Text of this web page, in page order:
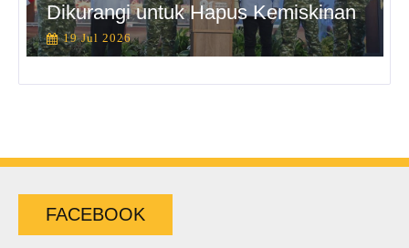
Dikurangi untuk Hapus Kemiskinan
19 Jul 2026
FACEBOOK